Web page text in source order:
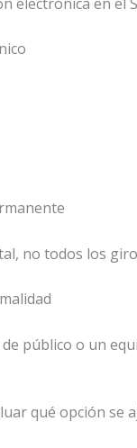
no todos los
público o un
qué opción se